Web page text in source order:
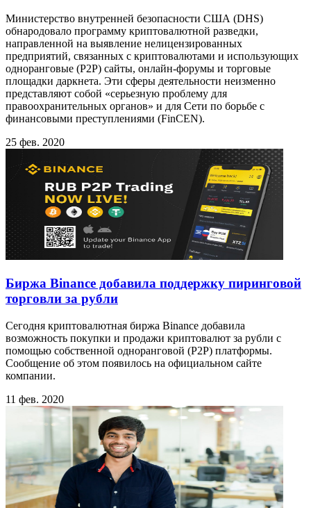
Министерство внутренней безопасности США (DHS)
обнародовало программу криптовалютной разведки,
направленной на выявление нелицензированных
предприятий, связанных с криптовалютами и использующих
одноранговые (P2P) сайты, онлайн-форумы и торговые
площадки даркнета. Эти сферы деятельности неизменно
представляют собой «серьезную проблему для
правоохранительных органов» и для Сети по борьбе с
финансовыми преступлениями (FinCEN).
25 фев. 2020
Биржа Binance добавила поддержку пиринговой
торговли за рубли
Сегодня криптовалютная биржа Binance добавила
возможность покупки и продажи криптовалют за рубли с
помощью собственной одноранговой (P2P) платформы.
Сообщение об этом появилось на официальном сайте
компании.
11 фев. 2020